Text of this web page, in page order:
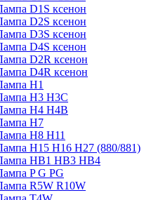
D1S ксенон
D2S ксенон
D3S ксенон
D4S ксенон
D2R ксенон
D4R ксенон
H1
H3 H3C
H4 H4B
H7
H8 H11
H15 H16 H27 (880/881)
HB1 HB3 HB4
P G PG
R5W R10W